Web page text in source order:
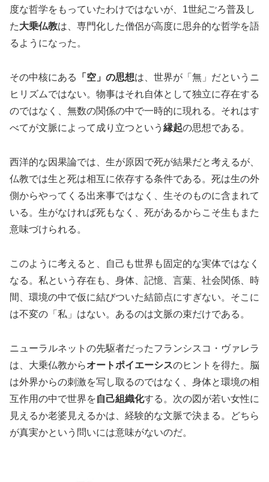
度な哲学をもっていたわけではないが、1世紀ごろ普及し
た大乗仏教は、専門化した僧侶が高度に思弁的な哲学を語
るようになった。
その中核にある 「空」の思想は、世界が「無」だというニ
ヒリズムではない。物事はそれ自体として独立に存在する
のではなく、無数の関係の中で一時的に現れる。それはす
べてが文脈によって成り立つという 縁起の思想である。
西洋的な因果論では、生が原因で死が結果だと考えるが、
仏教では生と死は相互に依存する条件である。死は生の外
側からやってくる出来事ではなく、生そのものに含まれて
いる。生がなければ死もなく、死があるからこそ生もまた
意味づけられる。
このように考えると、自己も世界も固定的な実体ではなく
なる。私という存在も、身体、記憶、言葉、社会関係、時
間、環境の中で仮に結びついた結節点にすぎない。そこに
は不変の「私」はない。あるのは文脈の束だけである。
ニューラルネットの先駆者だったフランシスコ・ヴァレラ
は、大乗仏教からオートポイエーシスのヒントを得た。脳
は外界からの刺激を写し取るのではなく、身体と環境の相
互作用の中で世界を自己組織化する。次の図が若い女性に
見えるか老婆見えるかは、経験的な文脈で決まる。どちら
が真実かという問いには意味がないのだ。